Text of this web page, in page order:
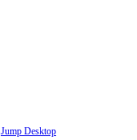
Jump Desktop